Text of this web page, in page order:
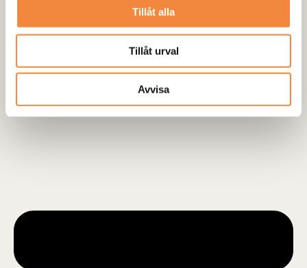
Tillåt alla
Tillåt urval
Avvisa